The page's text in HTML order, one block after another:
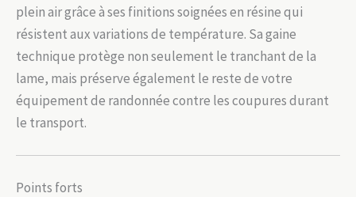
plein air grâce à ses finitions soignées en résine qui
résistent aux variations de température. Sa gaine
technique protège non seulement le tranchant de la
lame, mais préserve également le reste de votre
équipement de randonnée contre les coupures durant
le transport.
Points forts